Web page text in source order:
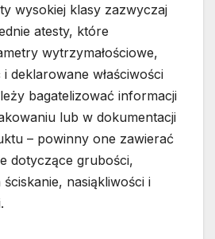
wysokiej klasy zazwyczaj
atesty, które
wytrzymałościowe,
deklarowane właściwości
bagatelizować informacji
lub w dokumentacji
– powinny one zawierać
dotyczące grubości,
nasiąkliwości i